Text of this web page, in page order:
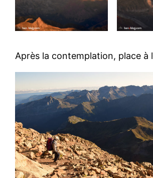
Après la contemplation, place à